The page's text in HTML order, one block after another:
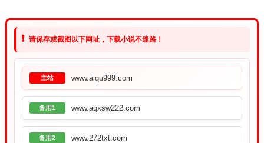
❗ 请保存或截图以下网址，下载小说不迷路！
主站 www.aiqu999.com
备用1 www.aqxsw222.com
备用2 www.272txt.com